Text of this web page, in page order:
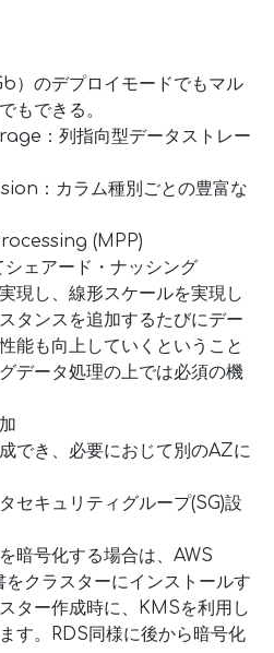
）のデプロイモードでもマル
もできる。
：列指向型データストレー
：カラム種別ごとの豊富な
(MPP)
ェアード・ナッシング
し、線形スケールを実現し
タンスを追加するたびにデー
能も向上していくということ
データ処理の上では必須の機
でき、必要におじて別のAZに
キュリティグループ(SG)設
暗号化する場合は、AWS
クラスターにインストールす
ター作成時に、KMSを利用し
す。RDS同様に後から暗号化